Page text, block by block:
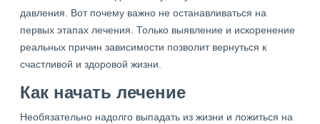
давления. Вот почему важно не останавливаться на
первых этапах лечения. Только выявление и искоренение
реальных причин зависимости позволит вернуться к
счастливой и здоровой жизни.
Как начать лечение
Необязательно надолго выпадать из жизни и ложиться на